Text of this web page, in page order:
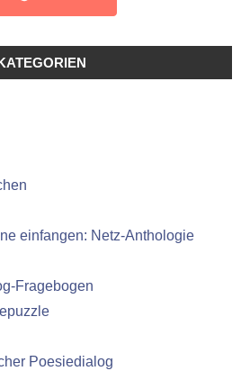
einfangen: Netz-Anthologie
Fragebogen
Poesiedialog